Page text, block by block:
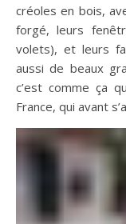
créoles en bois,
forgé, leurs
volets), et leurs
aussi de beaux
c’est comme ça
France, qui avant